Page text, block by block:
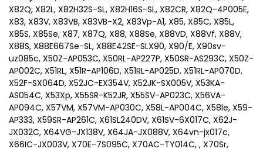
X82Q, X82L, X82H32S-SL, X82H16S-SL, X82CR, X82Q-4P005E,
X83, X83V, X83VB, X83VB-X2, X83Vp-A1, X85, X85C, X85L,
X85S, X85Se, X87, X87Q, X88, X88Se, X88VD, X88Vf, X88V,
X88S, X88E667Se-SL, X88E42SE-SLX90, X90/E, X90sv-
uz085c, X50Z-AP053C, X50RL-AP227P, X50SR-AS293C, X50Z-
AP002C, X51RL, X51R-AP106D, X51RL-AP025D, X51RL-AP070D,
X52F-SX064D, X52JC-EX354V, X52JK-SX005V, X53KA-
AS054C, X53Xp, X55SR-K52JR, X55SV-AP023C, X56VA-
AP094C, X57VM, X57VM-AP030C, X58L-AP004C, X58le, X59-
AP333, X59SR-AP261C, X61SL240DV, X61SV-6X017C, X62J-
JX032C, X64VG-JX138V, X64JA-JX088V, X64vn-jx017c,
X66IC-JX003V, X70E-7S095C, X70AC-TY014C, , X70Sr,